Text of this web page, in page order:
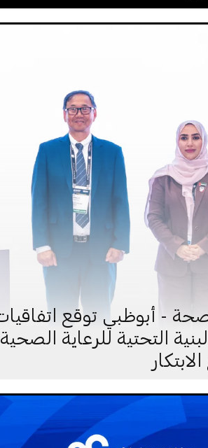
- أبوظبي توقع
التحتية للرعاية الصحية